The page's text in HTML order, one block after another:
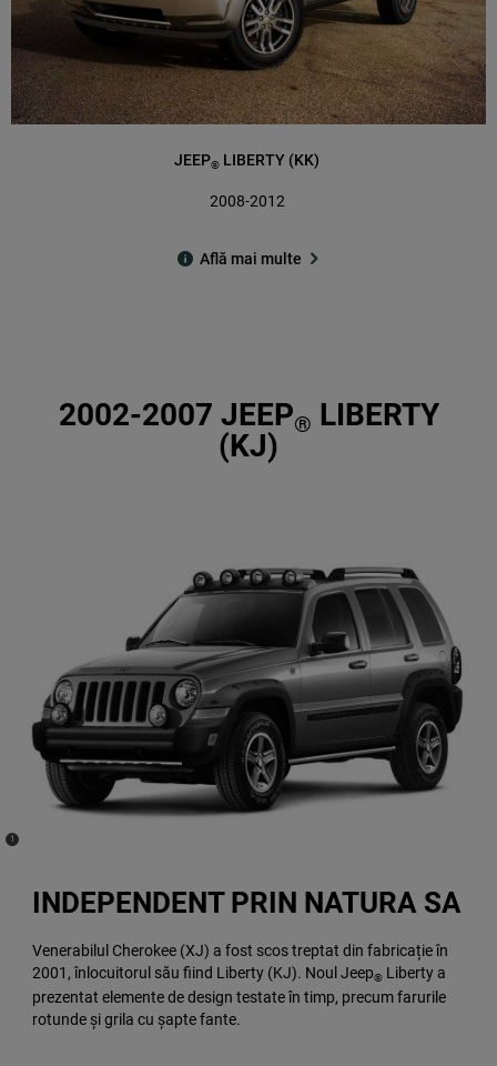
JEEP® LIBERTY (KK)
2008-2012
Află mai multe
2002-2007 JEEP® LIBERTY
(KJ)
INDEPENDENT PRIN NATURA SA
Venerabilul Cherokee (XJ) a fost scos treptat din fabricație în
2001, înlocuitorul său fiind Liberty (KJ). Noul Jeep® Liberty a
prezentat elemente de design testate în timp, precum farurile
rotunde și grila cu șapte fante.
(
Disclosure
1 )